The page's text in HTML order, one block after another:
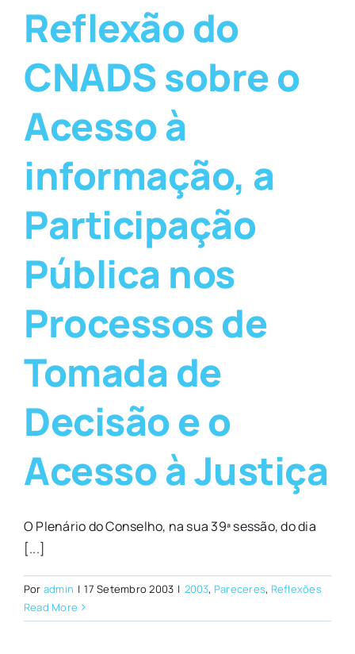
Reflexão do
CNADS sobre o
Acesso à
informação, a
Participação
Pública nos
Processos de
Tomada de
Decisão e o
Acesso à Justiça
O Plenário do Conselho, na sua 39ª sessão, do dia
[...]
Por admin | 17 Setembro 2003 | 2003, Pareceres, Reflexões
Read More